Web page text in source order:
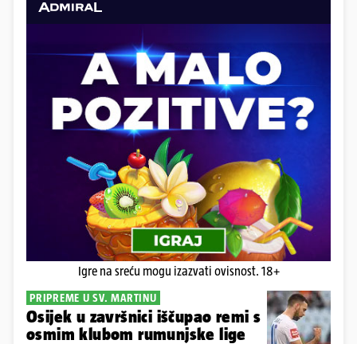
Igre na sreću mogu izazvati ovisnost. 18+
PRIPREME U SV. MARTINU
Osijek u završnici iščupao remi s
osmim klubom rumunjske lige